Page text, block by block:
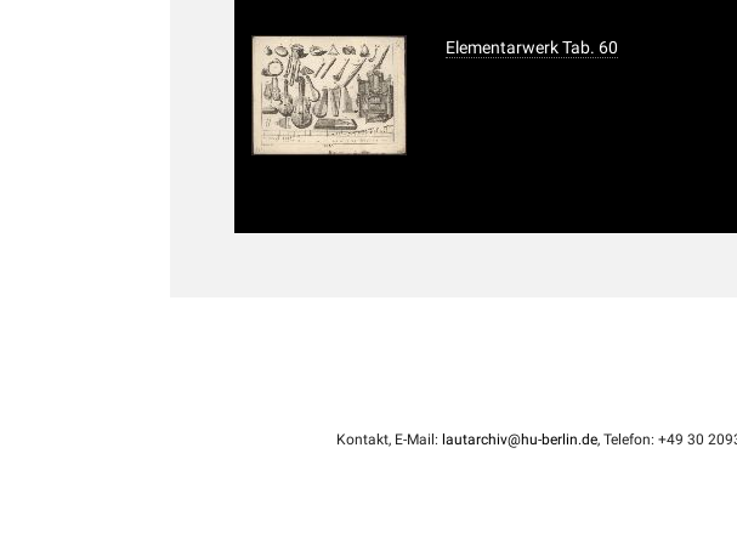
Elementarwerk Tab. 60
Kontakt, E-Mail: lautarchiv@hu-berlin.de, Telefon: +49 30